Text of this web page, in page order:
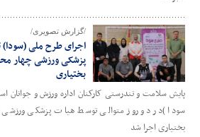
/گزارش تصویری/
اجرای طرح ملی
پزشکی ورزشی چهار
بختیاری
پایش سلامت و تندرستی کارکنان اداره ورزش و جوانان
سودا )در دو روز متوالی توسط هیات پزشکی
بختیاری اجرا شد